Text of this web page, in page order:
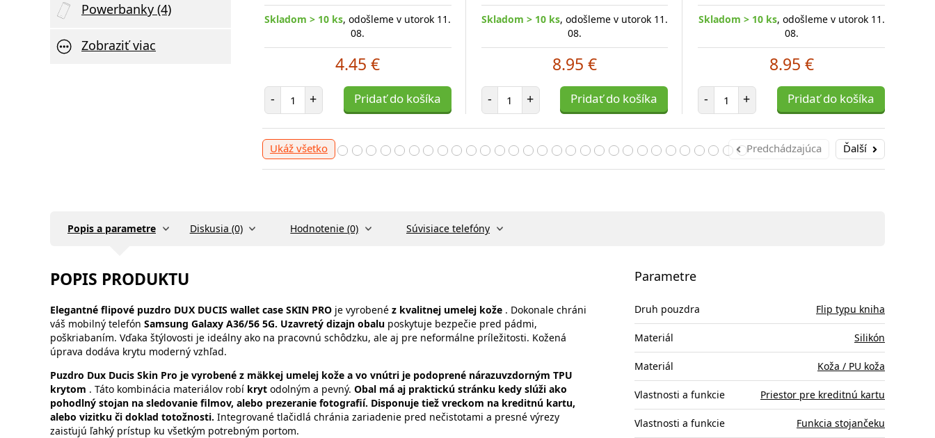
Powerbanky (4)
Zobraziť viac
Skladom > 10 ks, odošleme v utorok 11.
08.
4.45 €
- Počet položiek
+ Pridať do košíka
Skladom > 10 ks, odošleme v utorok 11.
08.
8.95 €
- Počet položiek
+ Pridať do košíka
Skladom > 10 ks, odošleme v utorok 11.
08.
8.95 €
- Počet položiek
+ Pridať do košíka
Ukáž všetko Predchádzajúca Ďalší
Popis a parametre Diskusia (0) Hodnotenie (0) Súvisiace telefóny
POPIS PRODUKTU
Elegantné flipové puzdro DUX DUCIS wallet case SKIN PRO je vyrobené z kvalitnej umelej kože . Dokonale chráni
váš mobilný telefón Samsung Galaxy A36/56 5G. Uzavretý dizajn obalu poskytuje bezpečie pred pádmi,
poškriabaním. Vďaka štýlovosti je ideálny ako na pracovnú schôdzku, ale aj pre neformálne príležitosti. Kožená
úprava dodáva krytu moderný vzhľad.
Puzdro Dux Ducis Skin Pro je vyrobené z mäkkej umelej kože a vo vnútri je podoprené nárazuvzdorným TPU
krytom . Táto kombinácia materiálov robí kryt odolným a pevný. Obal má aj praktickú stránku kedy slúži ako
pohodlný stojan na sledovanie filmov, alebo prezeranie fotografií. Disponuje tiež vreckom na kreditnú kartu,
alebo vizitku či doklad totožnosti. Integrované tlačidlá chránia zariadenie pred nečistotami a presné výrezy
zaisťujú ľahký prístup ku všetkým potrebným portom.
Parametre
Druh pouzdra Flip typu kniha
Materiál Silikón
Materiál Koža / PU koža
Vlastnosti a funkcie Priestor pre kreditnú kartu
Vlastnosti a funkcie Funkcia stojančeku